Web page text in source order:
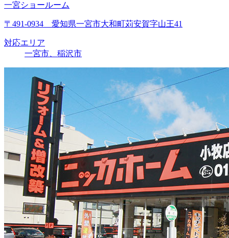
一宮ショールーム
〒491-0934 愛知県一宮市大和町苅安賀字山王41
対応エリア
一宮市、稲沢市